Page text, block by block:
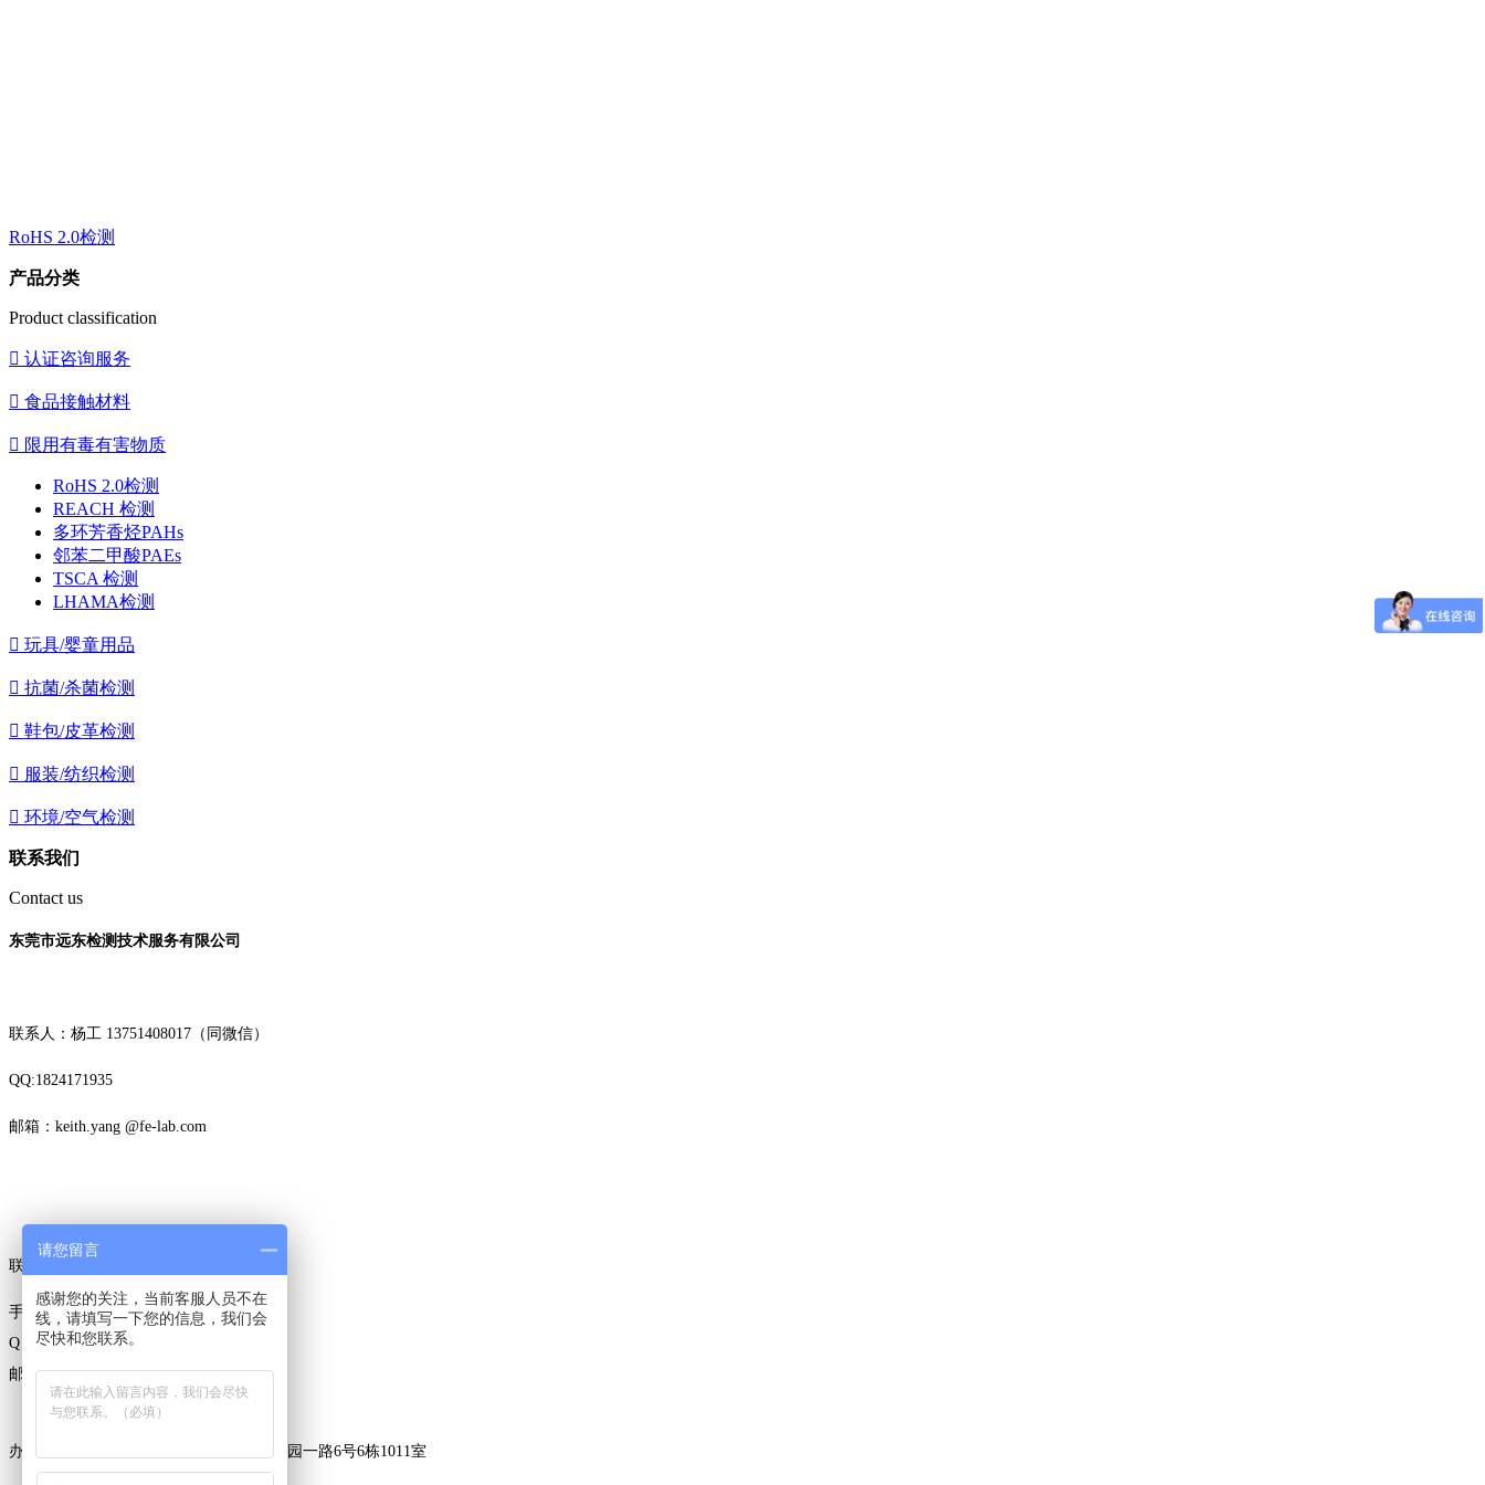
RoHS 2.0检测
产品分类
Product classification
 认证咨询服务
 食品接触材料
 限用有毒有害物质
RoHS 2.0检测
REACH 检测
多环芳香烃PAHs
邻苯二甲酸PAEs
TSCA 检测
LHAMA检测
 玩具/婴童用品
 抗菌/杀菌检测
 鞋包/皮革检测
 服装/纺织检测
 环境/空气检测
联系我们
Contact us
东莞市远东检测技术服务有限公司
联系人：杨工 13751408017（同微信）
QQ:1824171935
邮箱：keith.yang @fe-lab.com
联系人：潘先生
手机：13712887640
Q Q：2892 523 07
邮箱：Tiger.pan@fe-lab.com
办公地址：广东省东莞市大朗镇松柏朗新园一路6号6栋1011室
请您留言
感谢您的关注，当前客服人员不在
线，请填写一下您的信息，我们会
尽快和您联系。